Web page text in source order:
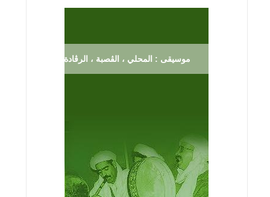
موسيقى : المحلي ، الڨصبة ، الرڨادة